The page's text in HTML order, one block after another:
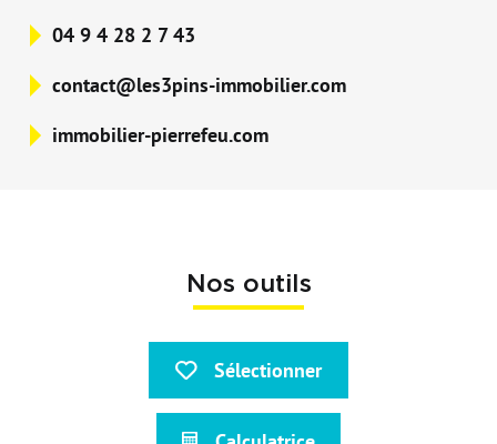
04 9 4 28 2 7 43
contact@les3pins-immobilier.com
immobilier-pierrefeu.com
Nos outils
Sélectionner